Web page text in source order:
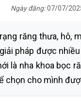
Ngày đăng: 07/07/
răng thưa, hô,
pháp được
là nha khoa bọc
chọn cho mình